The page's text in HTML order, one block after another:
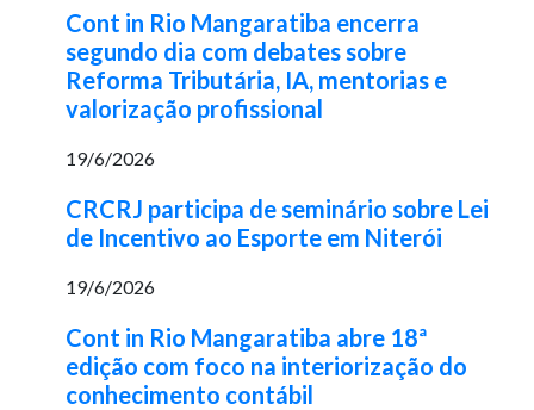
Cont in Rio Mangaratiba encerra
segundo dia com debates sobre
Reforma Tributária, IA, mentorias e
valorização profissional
19/6/2026
CRCRJ participa de seminário sobre Lei
de Incentivo ao Esporte em Niterói
19/6/2026
Cont in Rio Mangaratiba abre 18ª
edição com foco na interiorização do
conhecimento contábil